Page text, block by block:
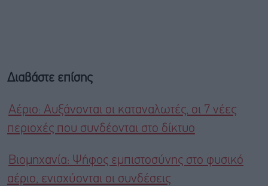
Διαβάστε επίσης
Αέριο: Αυξάνονται οι καταναλωτές, οι 7 νέες
περιοχές που συνδέονται στο δίκτυο
Βιομηχανία: Ψήφος εμπιστοσύνης στο φυσικό
αέριο, ενισχύονται οι συνδέσεις